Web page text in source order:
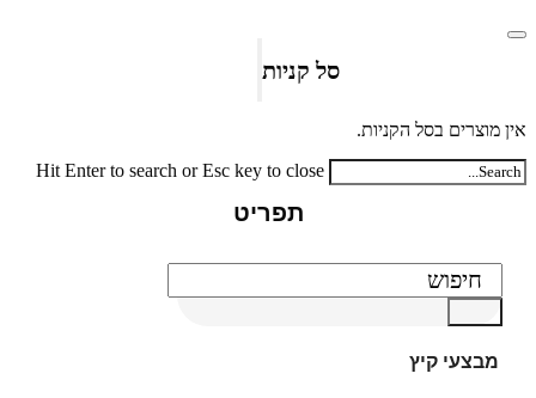
סל קניות
אין מוצרים בסל הקניות.
Hit Enter to search or Esc key to close
תפריט
מבצעי קיץ